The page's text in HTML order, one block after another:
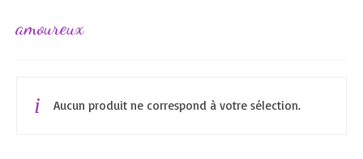
amoureux
Aucun produit ne correspond à votre sélection.